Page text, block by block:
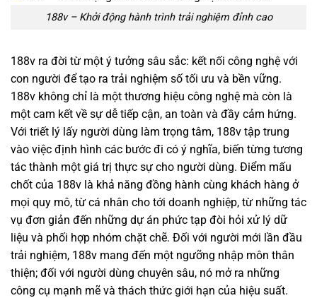
188v – Khởi động hành trình trải nghiệm đỉnh cao
188v ra đời từ một ý tưởng sâu sắc: kết nối công nghệ với
con người để tạo ra trải nghiệm số tối ưu và bền vững.
188v không chỉ là một thương hiệu công nghệ mà còn là
một cam kết về sự dễ tiếp cận, an toàn và đầy cảm hứng.
Với triết lý lấy người dùng làm trọng tâm, 188v tập trung
vào việc định hình các bước đi có ý nghĩa, biến từng tương
tác thành một giá trị thực sự cho người dùng. Điểm mấu
chốt của 188v là khả năng đồng hành cùng khách hàng ở
mọi quy mô, từ cá nhân cho tới doanh nghiệp, từ những tác
vụ đơn giản đến những dự án phức tạp đòi hỏi xử lý dữ
liệu và phối hợp nhóm chặt chẽ. Đối với người mới lần đầu
trải nghiệm, 188v mang đến một ngưỡng nhập môn thân
thiện; đối với người dùng chuyên sâu, nó mở ra những
công cụ mạnh mẽ và thách thức giới hạn của hiệu suất.